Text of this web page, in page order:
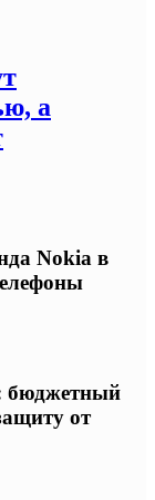
а
Nokia в
бюджетный
от